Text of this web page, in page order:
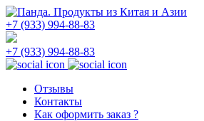
+7 (933) 994-88-83
+7 (933) 994-88-83
Отзывы
Контакты
Как оформить заказ ?